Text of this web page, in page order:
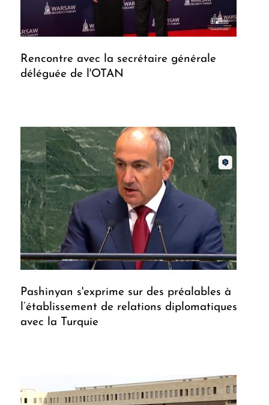
Rencontre avec la secrétaire générale
déléguée de l'OTAN
Pashinyan s'exprime sur des préalables à
l’établissement de relations diplomatiques
avec la Turquie